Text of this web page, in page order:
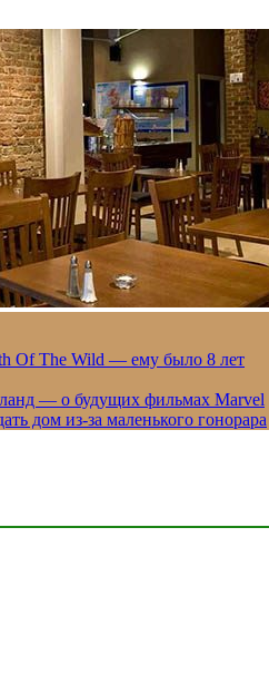
Of The Wild — ему было 8 лет
— о будущих фильмах Marvel
дом из-за маленького гонорара